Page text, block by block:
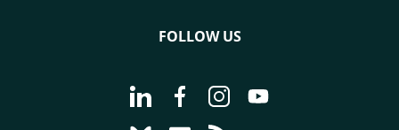
FOLLOW US
Go to page Follow us on LinkedIn -
Go to page Follow us on
Go to page Follow us on
Go to page Follow